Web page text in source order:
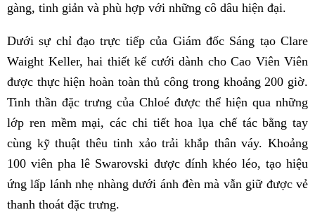
gàng, tinh giản và phù hợp với những cô dâu hiện đại.
Dưới sự chỉ đạo trực tiếp của Giám đốc Sáng tạo Clare
Waight Keller, hai thiết kế cưới dành cho Cao Viên Viên
được thực hiện hoàn toàn thủ công trong khoảng 200 giờ.
Tinh thần đặc trưng của Chloé được thể hiện qua những
lớp ren mềm mại, các chi tiết hoa lụa chế tác bằng tay
cùng kỹ thuật thêu tinh xảo trải khắp thân váy. Khoảng
100 viên pha lê Swarovski được đính khéo léo, tạo hiệu
ứng lấp lánh nhẹ nhàng dưới ánh đèn mà vẫn giữ được vẻ
thanh thoát đặc trưng.